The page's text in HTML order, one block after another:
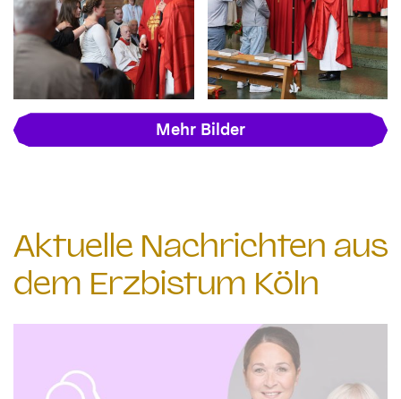
Mehr Bilder
Aktuelle Nachrichten aus
dem Erzbistum Köln